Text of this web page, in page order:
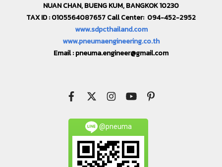
NUAN CHAN, BUENG KUM, BANGKOK 10230
TAX ID : 0105564087657 Call Center: 094-452-2952
www.sdpcthailand.com
www.pneumaengineering.co.th
Email :pneuma.engineer@gmail.com
@pneuma